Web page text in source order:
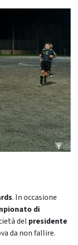
. In occasione
di
del presidente
da non fallire.